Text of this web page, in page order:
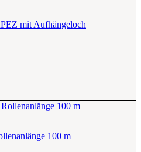
mit Aufhängeloch
100 m